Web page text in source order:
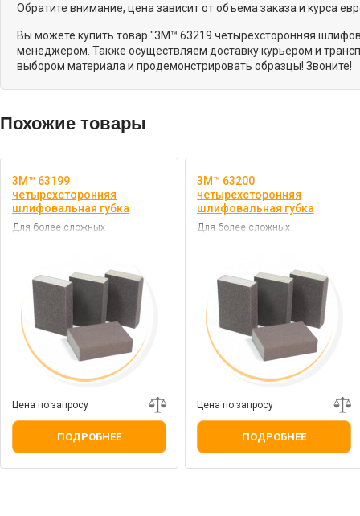
Обратите внимание, цена зависит от объема заказа и курса
Вы можете купить товар "3M™ 63219 четырехсторонняя
менеджером. Также осуществляем доставку курьером и
выбором материала и продемонстрировать образцы! Звоните!
Похожие товары
3M™ 63199
четырехсторонняя
шлифовальная губка
Для более сложных
Цена по запросу
ПОДРОБНЕЕ
3M™ 63200
четырехсторонняя
шлифовальная губка
Для более сложных
Цена по запросу
ПОДРОБНЕЕ